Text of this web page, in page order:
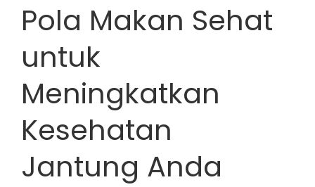
Pola Makan Sehat
untuk
Meningkatkan
Kesehatan
Jantung Anda